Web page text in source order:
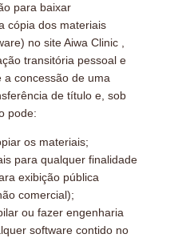
para baixar
cópia dos materiais
no site Aiwa Clinic ,
transitória pessoal e
a concessão de uma
de título e, sob
pode:
os materiais;
para qualquer finalidade
exibição pública
comercial);
ou fazer engenharia
software contido no